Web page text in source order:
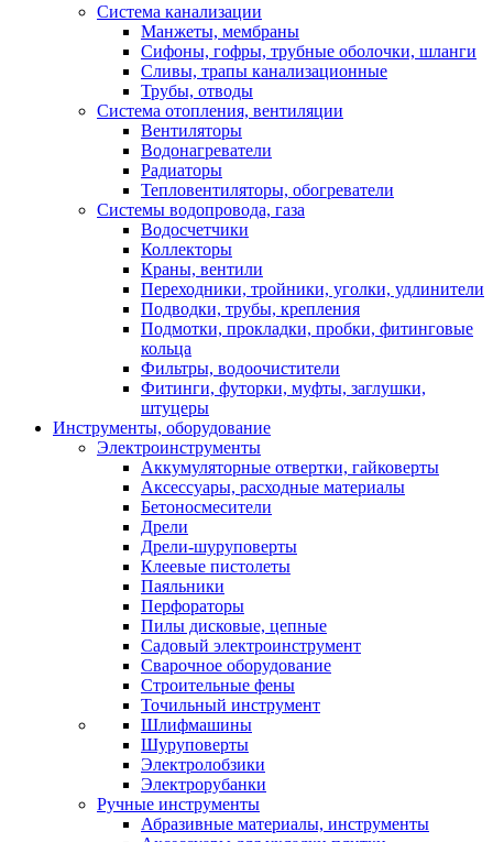
Система канализации
Манжеты, мембраны
Сифоны, гофры, трубные оболочки, шланги
Сливы, трапы канализационные
Трубы, отводы
Система отопления, вентиляции
Вентиляторы
Водонагреватели
Радиаторы
Тепловентиляторы, обогреватели
Системы водопровода, газа
Водосчетчики
Коллекторы
Краны, вентили
Переходники, тройники, уголки, удлинители
Подводки, трубы, крепления
Подмотки, прокладки, пробки, фитинговые
кольца
Фильтры, водоочистители
Фитинги, футорки, муфты, заглушки,
штуцеры
Инструменты, оборудование
Электроинструменты
Аккумуляторные отвертки, гайковерты
Аксессуары, расходные материалы
Бетоносмесители
Дрели
Дрели-шуруповерты
Клеевые пистолеты
Паяльники
Перфораторы
Пилы дисковые, цепные
Садовый электроинструмент
Сварочное оборудование
Строительные фены
Точильный инструмент
Шлифмашины
Шуруповерты
Электролобзики
Электрорубанки
Ручные инструменты
Абразивные материалы, инструменты